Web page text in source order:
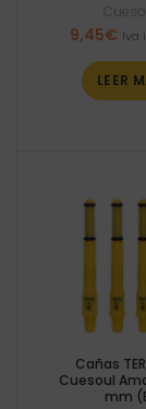
9,45€ Iva
LEER
Cañas
Cuesoul
mm